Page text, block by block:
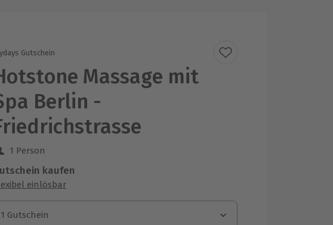
Gutschein
Massage mit
Berlin -
1 Person
kaufen
einlösbar
1 Gutschein
1 Gutschein